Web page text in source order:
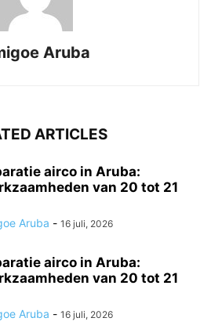
Aruba
ARTICLES
airco in Aruba:
van 20 tot 21
Aruba - 16 juli, 2026
airco in Aruba:
van 20 tot 21
Aruba - 16 juli, 2026